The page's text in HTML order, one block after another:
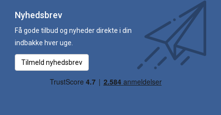
Nyhedsbrev
Få gode tilbud og nyheder direkte i din
indbakke hver uge.
Tilmeld nyhedsbrev